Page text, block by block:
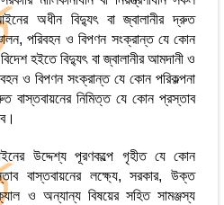
অধীন বিদ্যুৎ বা জ্বালানীর দ্রুত
পরিবহন ও বিপণন সংক্রান্ত যে কোন
হইতে বিদ্যুৎ বা জ্বালানীর আমদানী ও
ও বিপণন সংক্রান্ত যে কোন পরিকল্পনা
বাস্তবায়নের নিমিত্ত যে কোন প্রস্তাব
উদ্দেশ্য পূরণকল্পে গৃহীত যে কোন
বাস্তবায়নের লক্ষ্যে, সরকার, উক্ত
ও অন্যান্য বিষয়ের সহিত সামঞ্জস্য